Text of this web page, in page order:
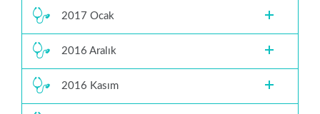
2017 Ocak
2016 Aralık
2016 Kasım